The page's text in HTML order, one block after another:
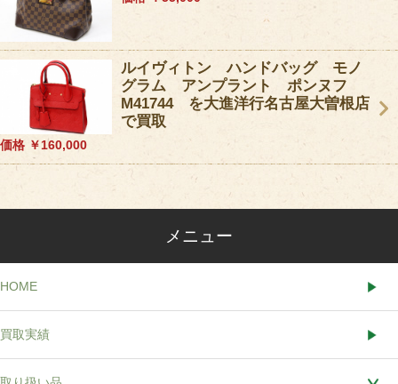
ルイヴィトン ハンドバッグ モノ
グラム アンプラント ポンヌフ
M41744 を大進洋行名古屋大曽根店
で買取
価格 ￥160,000
メニュー
HOME
買取実績